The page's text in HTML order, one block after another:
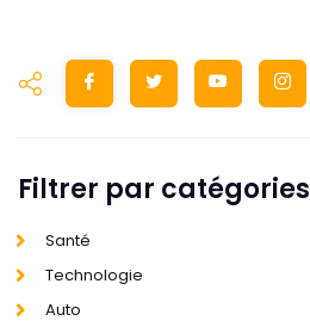
Filtrer par catégories
Santé
Technologie
Auto